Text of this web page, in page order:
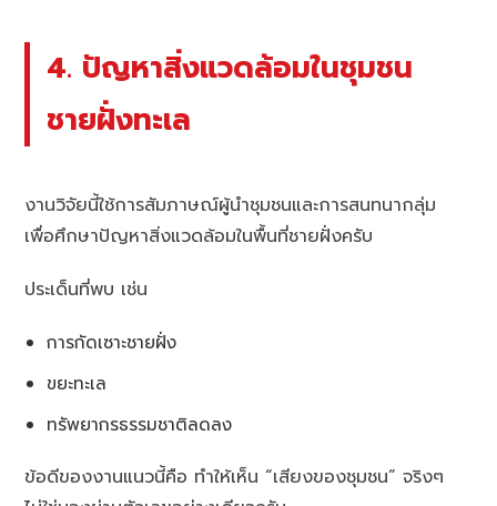
4. ปัญหาสิ่งแวดล้อมในชุมชน
ชายฝั่งทะเล
งานวิจัยนี้ใช้การสัมภาษณ์ผู้นำชุมชนและการสนทนากลุ่ม
เพื่อศึกษาปัญหาสิ่งแวดล้อมในพื้นที่ชายฝั่งครับ
ประเด็นที่พบ เช่น
การกัดเซาะชายฝั่ง
ขยะทะเล
ทรัพยากรธรรมชาติลดลง
ข้อดีของงานแนวนี้คือ ทำให้เห็น “เสียงของชุมชน” จริงๆ